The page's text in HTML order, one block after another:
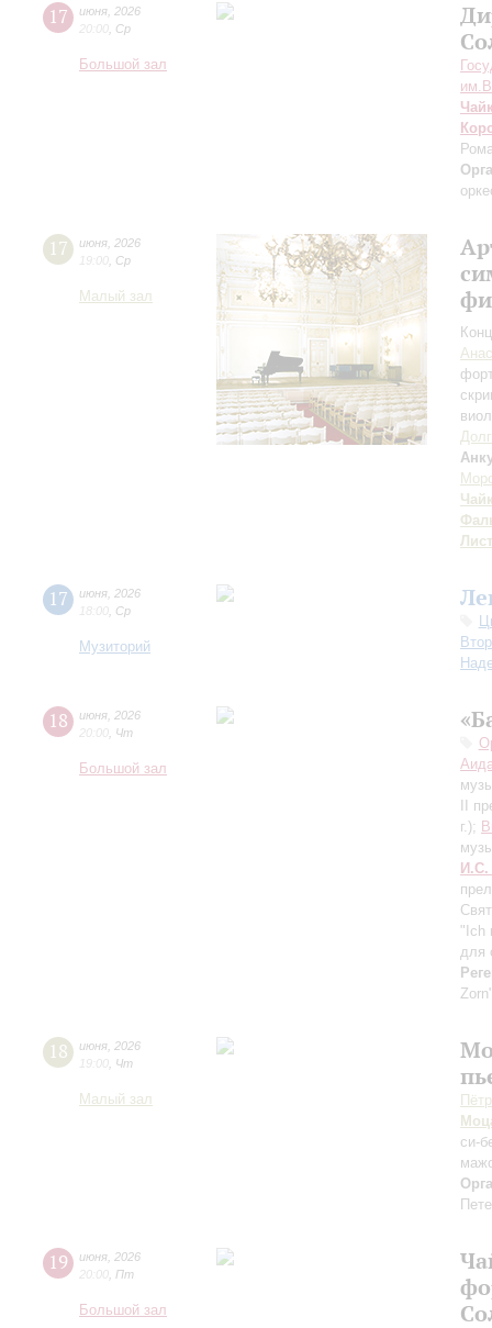
17 июня 2026
20:00 Ср
Большой зал
17 июня 2026
19:00 Ср
Малый зал
Лист
17 июня 2026
18:00 Ср
Музиторий
18 июня 2026
20:00 Чт
Большой зал
II
г.);
И.С.
"Ich
для
18 июня 2026
19:00 Чт
Малый зал
си-
19 июня 2026
20:00 Пт
Большой зал